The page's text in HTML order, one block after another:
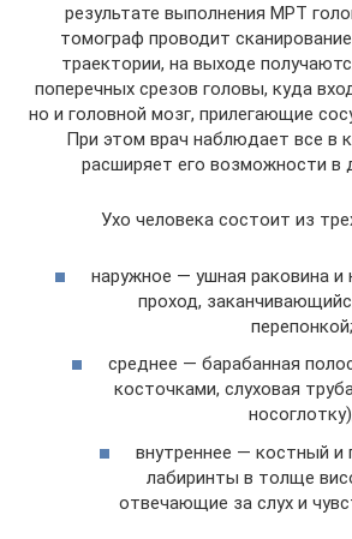
результате выполнения МРТ
томограф проводит
траектории, на выходе
поперечных срезов головы, куда
но и головной мозг, прилегающие
При этом врач наблюдает все в
расширяет его возможности в
Ухо человека состоит из
наружное — ушная раковина и
проход,
перепонкой;
среднее — барабанная
косточками, слуховая
внутреннее — костный и
лабиринты в толще
отвечающие за слух и